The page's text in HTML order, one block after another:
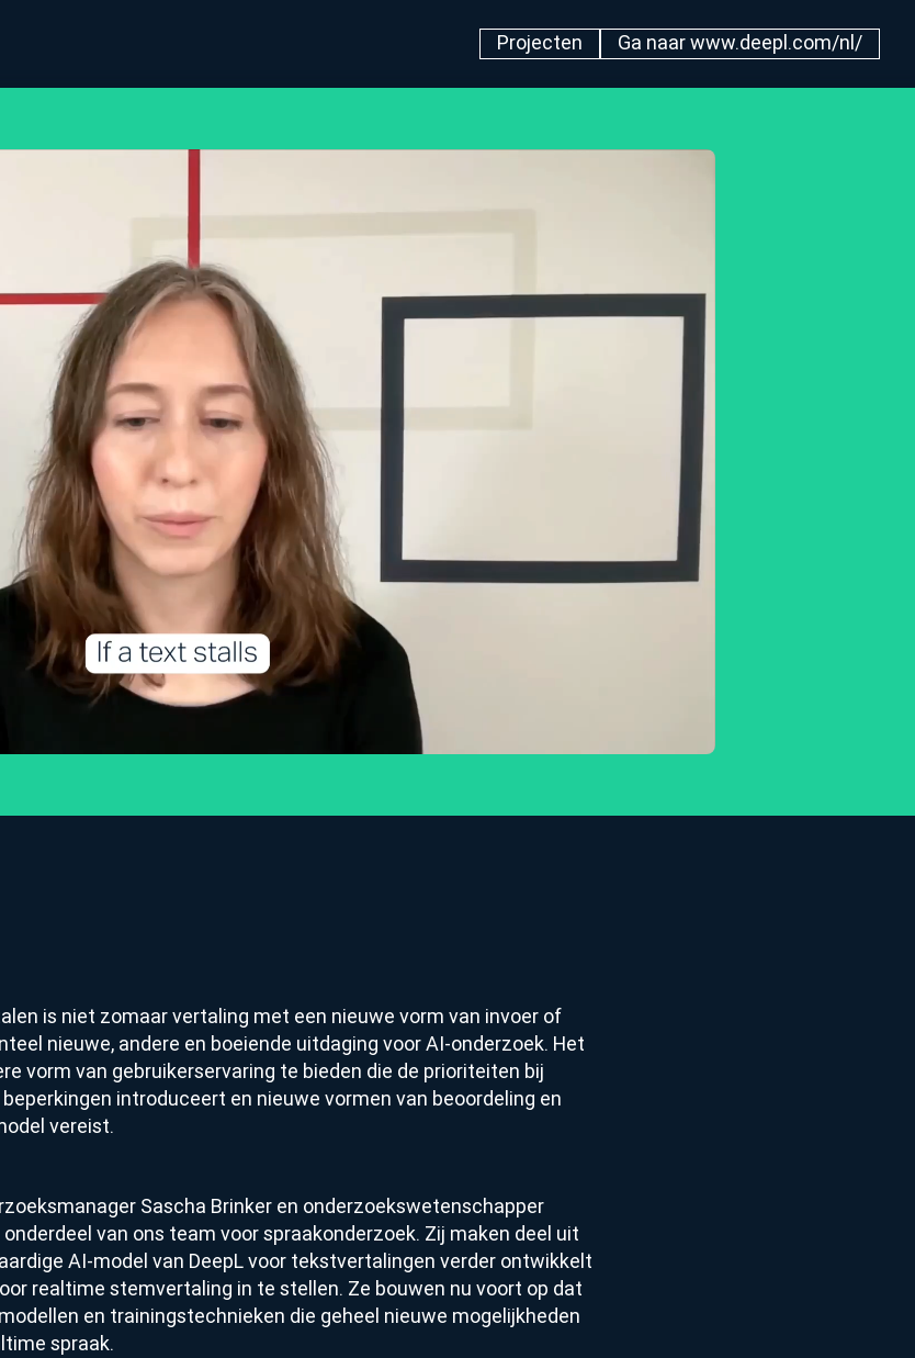
Projecten Ga naar www.deepl.com/nl/
is niet zomaar vertaling met een nieuwe vorm van invoer of
nieuwe, andere en boeiende uitdaging voor AI-onderzoek. Het
vorm van gebruikerservaring te bieden die de prioriteiten bij
introduceert en nieuwe vormen van beoordeling en
vereist.
Sascha Brinker en onderzoekswetenschapper
van ons team voor spraakonderzoek. Zij maken deel uit
AI-model van DeepL voor tekstvertalingen verder ontwikkelt
realtime stemvertaling in te stellen. Ze bouwen nu voort op dat
en trainingstechnieken die geheel nieuwe mogelijkheden
spraak.